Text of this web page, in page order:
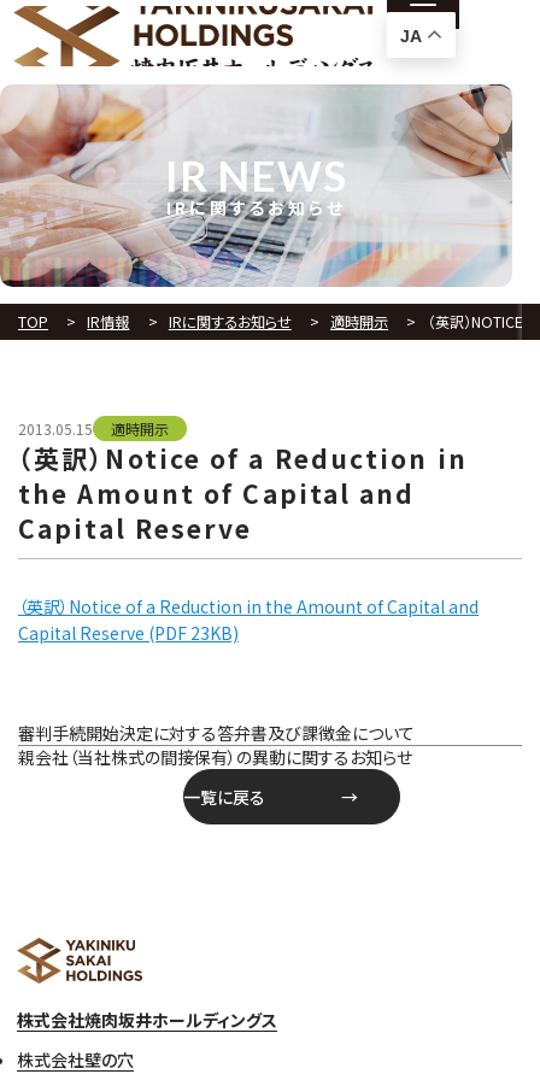
IRに関するお知らせ
IR NEWS
TOP IR情報 IRに関するお知らせ 適時開示 （英訳）NOTICE
2013.05.15 適時開示
（英訳）Notice of a Reduction in
the Amount of Capital and
Capital Reserve
（英訳）Notice of a Reduction in the Amount of Capital and
Capital Reserve (PDF 23KB)
投
稿
審判手続開始決定に対する答弁書及び課徴金について
親会社（当社株式の間接保有）の異動に関するお知らせ
一覧に戻る
株式会社焼肉坂井ホールディングス
株式会社壁の穴
JA